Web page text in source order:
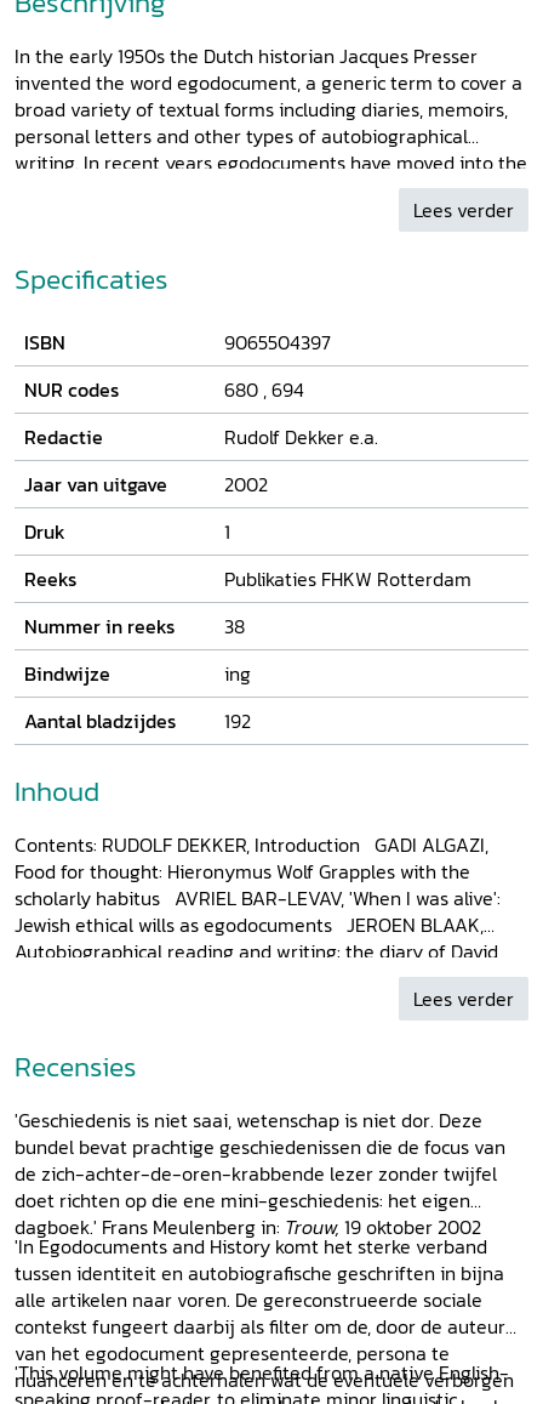
In the early 1950s the Dutch historian Jacques Presser
invented the word egodocument, a generic term to cover a
broad variety of textual forms including diaries, memoirs,
personal letters and other types of autobiographical
writing. In recent years egodocuments have moved into the
centre of historical research, including topics like temporal
developments, genre conventions, differences between
audiences, differences between literary and documentary
texts, private versus public character, relations with other
discussed in the contributions to this collection of essays.
The authors cover a wide variety of egodocuments, written
in Hebrew, Latin, German, French, Dutch, and English, and
ranging in time from the Middle Ages to the modern
period.
Lees verder
Specificaties
ISBN
9065504397
NUR codes
680 ,694
Redactie
Rudolf Dekker e.a.
Jaar van uitgave
2002
Druk
1
Reeks
Publikaties FHKW Rotterdam
Nummer in reeks
38
Bindwijze
ing
Aantal bladzijdes
192
Inhoud
Contents: RUDOLF DEKKER, Introduction GADI ALGAZI,
Food for thought: Hieronymus Wolf Grapples with the
scholarly habitus AVRIEL BAR-LEVAV, 'When I was alive':
Jewish ethical wills as egodocuments JEROEN BLAAK,
Autobiographical reading and writing: the diary of David
Beck (1624) CAROLYN CHAPPELL LOUGEE, Emigration and
memory: after 1685 and after 1789 HELGA MEISE, The
public and private: Karoline von Hessen-Darmstadt's
"Schreib=Calender'' between almanac and diary STEPHEN
CARL ARCH, Besides Benjamin Franklin: autobiography in
America, 1750-1800 MICHAEL MASCUCH, John Wesley,
superstar: periodicity, celebrity, and the sensibility of
Methodist society in Wesley's Journal (1740-1791) ARIANNE
BAGGERMAN, Autobiography and family memory in the
nineteenth century GERARD SCHULTE NORDHOLT, Online
diaries and websites on egodocuments
Lees verder
Recensies
'Geschiedenis is niet saai, wetenschap is niet dor. Deze
bundel bevat prachtige geschiedenissen die de focus van
de zich-achter-de-oren-krabbende lezer zonder twijfel
doet richten op die ene mini-geschiedenis: het eigen
dagboek.' Frans Meulenberg in: Trouw, 19 oktober 2002
'In Egodocuments and History komt het sterke verband
tussen identiteit en autobiografische geschriften in bijna
alle artikelen naar voren. De gereconstrueerde sociale
contekst fungeert daarbij als filter om de, door de auteur
van het egodocument gepresenteerde, persona te
nuanceren en te achterhalen wat de eventuele verborgen
'This volume might have benefited from a native English-